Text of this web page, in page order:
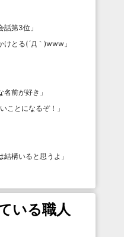
話第3位 」
けとる(´Д｀)www 」
名前が好き 」
ことになるぞ！ 」
結構いると思うよ 」
いる職人